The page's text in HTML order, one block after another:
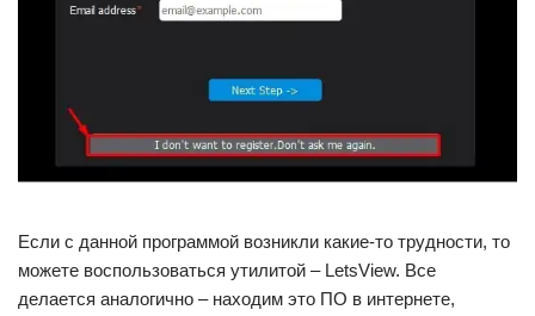
Если с данной программой возникли какие-то трудности, то
можете воспользоваться утилитой – LetsView. Все
делается аналогично – находим это ПО в интернете,